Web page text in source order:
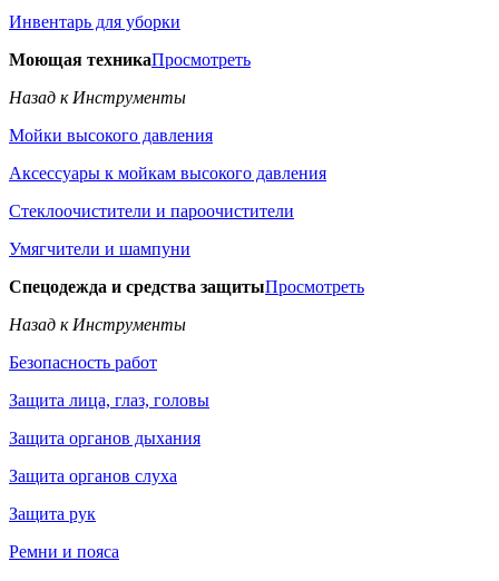
Инвентарь для уборки
Моющая техникаПросмотреть
Назад к Инструменты
Мойки высокого давления
Аксессуары к мойкам высокого давления
Стеклоочистители и пароочистители
Умягчители и шампуни
Спецодежда и средства защитыПросмотреть
Назад к Инструменты
Безопасность работ
Защита лица, глаз, головы
Защита органов дыхания
Защита органов слуха
Защита рук
Ремни и пояса